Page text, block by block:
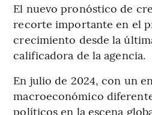
El nuevo pronóstico de
recorte importante en el
crecimiento desde la
calificadora de la agencia.
En julio de 2024, con un
macroeconómico
políticos en la escena